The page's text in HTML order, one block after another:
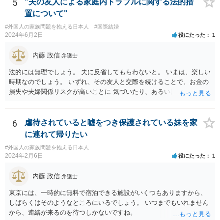
今はコロナもあり刻々と状況が変わっているので、事前に外務省や大
使館に問い合わせたほうがいいかもしれません。ネットでの情報収集
もしたほうがいいと思います
5
置について"
#外国人の家族問題を抱える日本人 #国際結婚
2024年6月2日 役にたった 1
内藤 政信 弁護士
法的には無理でしょう。 夫に反省してもらわないと。 いまは、楽しい
時期なのでしょう。 いずれ、その友人と交際を続けることで、お金の
損失や夫婦関係リスクが高いことに 気づいたり、あるいは、飽きると
6
虐待されていると嘘をつき保護されている妹を家
に連れて帰りたい
#外国人の家族問題を抱える日本人
2024年2月6日 役にたった 1
内藤 政信 弁護士
東京には、一時的に無料で宿泊できる施設がいくつもありますから、
しばらくはそのようなところにいるでしょう。 いつまでもいれません
から、連絡が来るのを待つしかないですね。